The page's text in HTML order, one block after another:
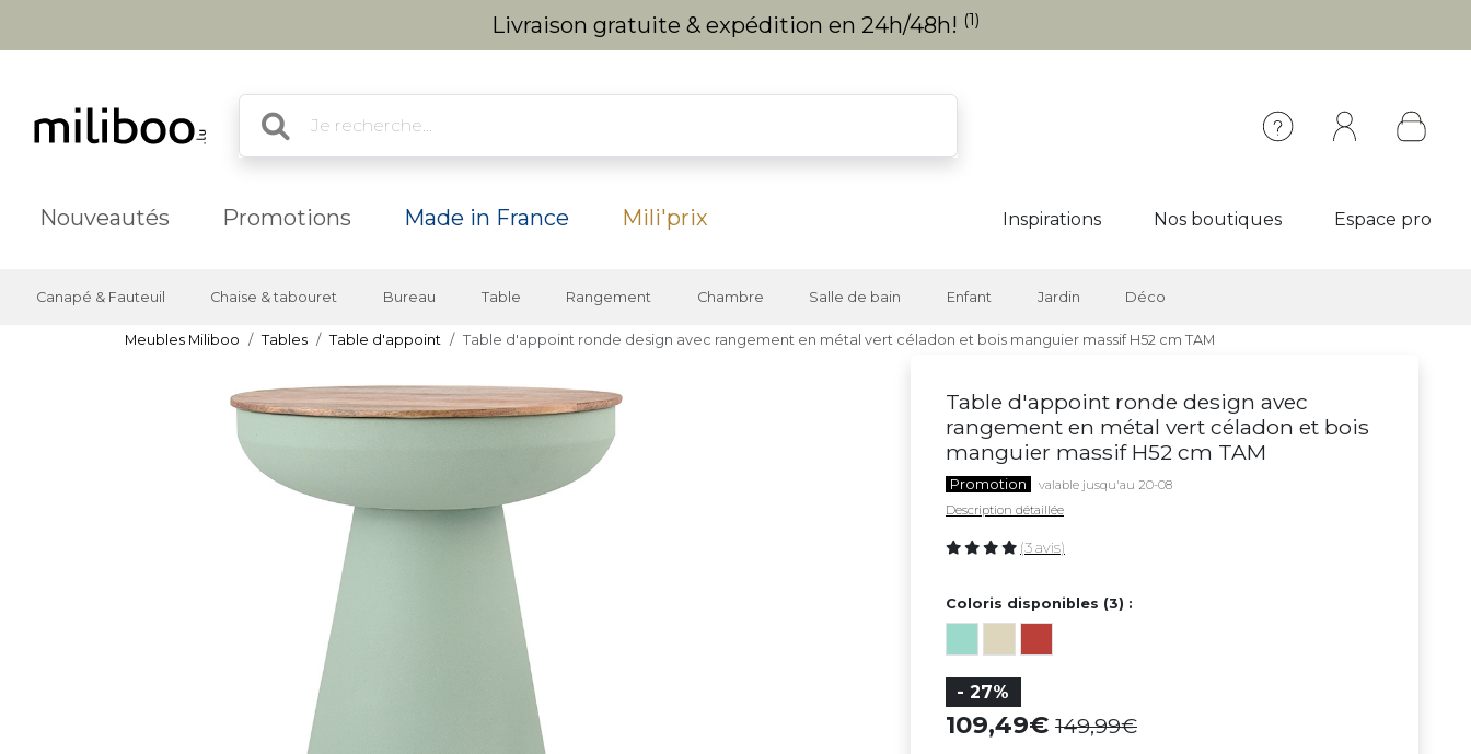
Livraison gratuite & expédition en 24h/48h! (1)
Nouveautés Promotions Made in France Mili'prix Inspirations Nos boutiques Espace pro
Canapé & Fauteuil Chaise & tabouret Bureau Table Rangement Chambre Salle de bain Enfant Jardin Déco
Meubles Miliboo Tables Table d'appoint Table d'appoint ronde design avec rangement en métal vert céladon et bois manguier massif H52 cm TAM
Table d'appoint ronde design avec
rangement en métal vert céladon et bois
manguier massif H52 cm TAM
Promotion
valable jusqu'au 20-08
Description détaillée
(3 avis)
Coloris disponibles (3) :
- 27%
109,49 149,99